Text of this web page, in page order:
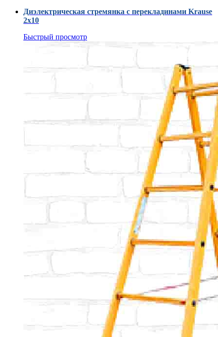
Диэлектрическая стремянка с перекладинами Krause
2х10
Быстрый просмотр